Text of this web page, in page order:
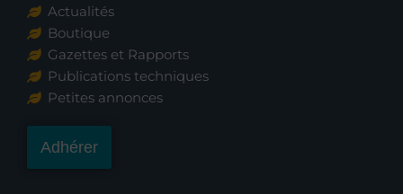
Actualités
Boutique
Gazettes et Rapports
Publications techniques
Petites annonces
Adhérer